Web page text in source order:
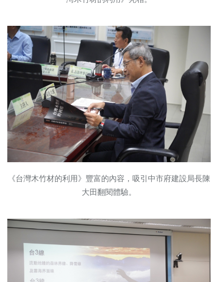
《台灣木竹材的利用》豐富的內容，吸引中市府建設局長陳
大田翻閱體驗。